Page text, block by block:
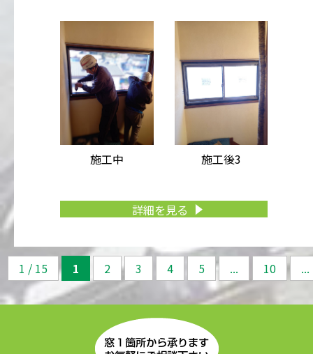
施工中 施工後3
詳細を見る
1 / 15 1 2 3 4 5 ... 10 ...